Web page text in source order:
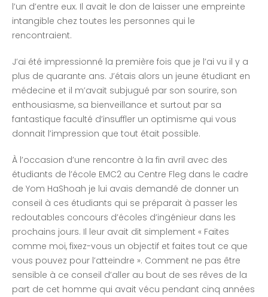
l’un d’entre eux. Il avait le don de laisser une empreinte
intangible chez toutes les personnes qui le
rencontraient.
J’ai été impressionné la première fois que je l’ai vu il y a
plus de quarante ans. J’étais alors un jeune étudiant en
médecine et il m’avait subjugué par son sourire, son
enthousiasme, sa bienveillance et surtout par sa
fantastique faculté d’insuffler un optimisme qui vous
donnait l’impression que tout était possible.
À l’occasion d’une rencontre à la fin avril avec des
étudiants de l’école EMC2 au Centre Fleg dans le cadre
de Yom HaShoah je lui avais demandé de donner un
conseil à ces étudiants qui se préparait à passer les
redoutables concours d’écoles d’ingénieur dans les
prochains jours. Il leur avait dit simplement « Faites
comme moi, fixez-vous un objectif et faites tout ce que
vous pouvez pour l’atteindre ». Comment ne pas être
sensible à ce conseil d’aller au bout de ses rêves de la
part de cet homme qui avait vécu pendant cinq années